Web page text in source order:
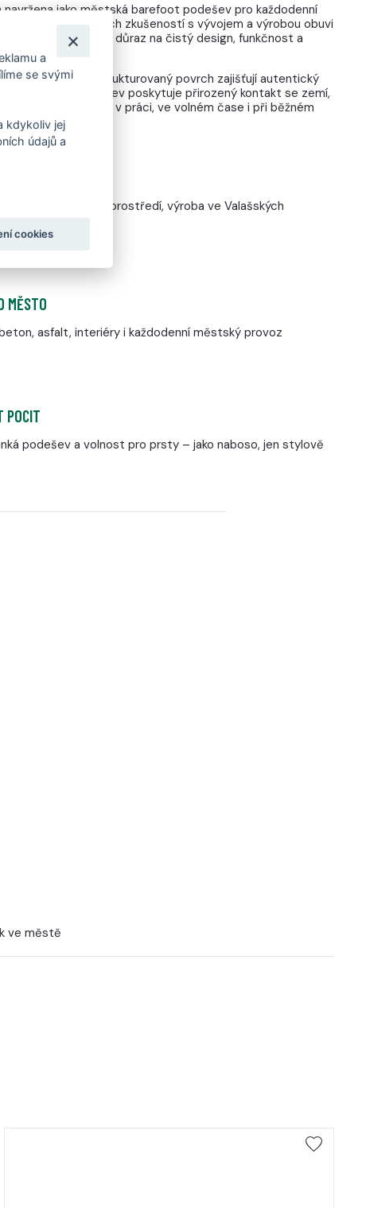
navržena jako městská barefoot podešev pro každodenní
z dlouholetých zkušeností s vývojem a výrobou obuvi
Kloboukách a klade důraz na čistý design, funkčnost a
drop a jemně strukturovaný povrch zajišťují autentický
po městě. Podešev poskytuje přirozený kontakt se zemí,
nošení – v práci, ve volném čase i při běžném
pro městské prostředí, výroba ve Valašských
MĚSTO
asfalt, interiéry i každodenní městský provoz
POCIT
podešev a volnost pro prsty – jako naboso, jen stylově
ve městě
a
se svými
kdykoliv jej
údajů a
cookies